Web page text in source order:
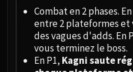
Ji-
Durumu
Dark
Iron
Combat en 2 phases.
entre 2 plateformes et
des vagues d'adds. En
vous terminez le boss.
En P1, Kagni saute